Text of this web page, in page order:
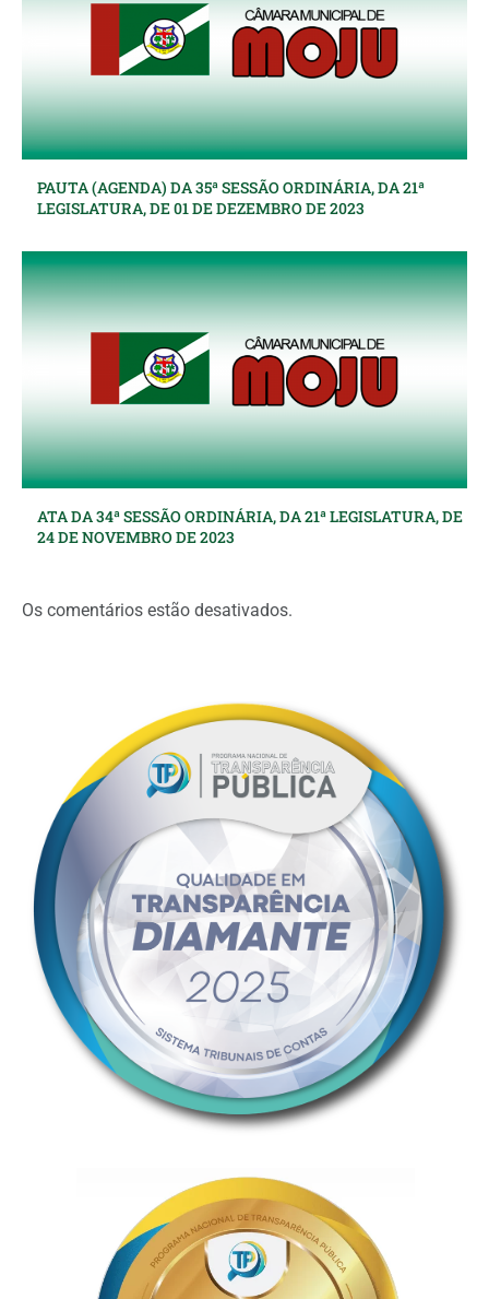
PAUTA (AGENDA) DA 35ª SESSÃO ORDINÁRIA, DA 21ª
LEGISLATURA, DE 01 DE DEZEMBRO DE 2023
ATA DA 34ª SESSÃO ORDINÁRIA, DA 21ª LEGISLATURA, DE
24 DE NOVEMBRO DE 2023
Os comentários estão desativados.